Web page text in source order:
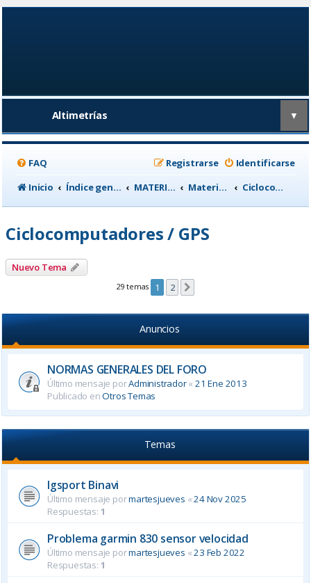
Altimetrías ▼
FAQ Identificarse
Registrarse
Inicio
Índice general MATERIAL CICLISTA Material para Entrenamiento Ciclocomputadores / GPS
Ciclocomputadores / GPS
Nuevo Tema
29 temas 1 2
Anuncios
NORMAS GENERALES DEL FORO
Último mensaje porAdministrador«21 Ene 2013
Publicado enOtros Temas
Temas
Igsport Binavi
Último mensaje pormartesjueves «24 Nov 2025
Respuestas: 1
Problema garmin 830 sensor velocidad
Último mensaje pormartesjueves «23 Feb 2022
Respuestas: 1